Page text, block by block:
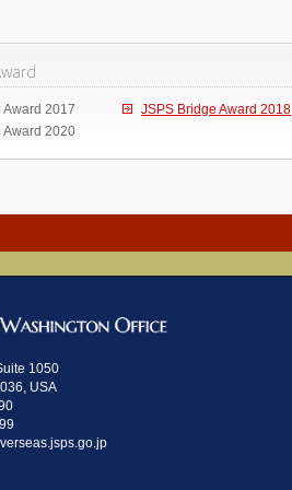
Award 2017 JSPS Bridge Award 2018
Award 2020
1050
USA